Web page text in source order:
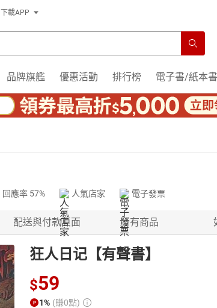
下載APP
品牌旗艦 優惠活動 排行榜 電子書/紙本書
回應率 57% 人氣店家 電子發票
配送與付款頁面 所有商品
狂人日记【有聲書】
$59
1% (賺0點)